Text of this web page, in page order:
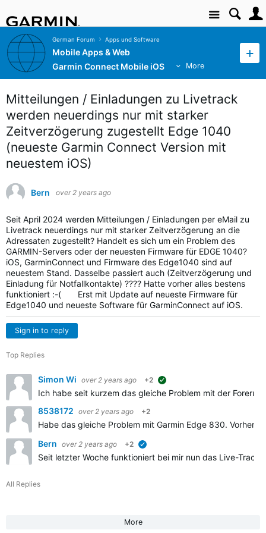
Site
German Forum Apps und Software
Mobile Apps & Web
Garmin Connect Mobile iOS
More
Mitteilungen / Einladungen zu Livetrack
werden neuerdings nur mit starker
Zeitverzögerung zugestellt Edge 1040
(neueste Garmin Connect Version mit
neuestem iOS)
Bern over 2 years ago
Seit April 2024 werden Mitteilungen / Einladungen per eMail zu
Livetrack neuerdings nur mit starker Zeitverzögerung an die
Adressaten zugestellt? Handelt es sich um ein Problem des
GARMIN-Servers oder der neuesten Firmware für EDGE 1040?
iOS, GarminConnect und Firmware des Edge1040 sind auf
neuestem Stand. Dasselbe passiert auch (Zeitverzögerung und
Einladung für Notfallkontakte) ???? Hatte vorher alles bestens
funktioniert :-( Erst mit Update auf neueste Firmware für
Edge1040 und neueste Software für GarminConnect auf iOS.
Sign in to reply
Top Replies
Simon Wi over 2 years ago +2
Ich habe seit kurzem das gleiche Problem mit der
8538172 over 2 years ago +2
Habe das gleiche Problem mit Garmin Edge 830. Vorher
Bern over 2 years ago +2
Seit letzter Woche funktioniert bei mir nun das Live-
All Replies
More